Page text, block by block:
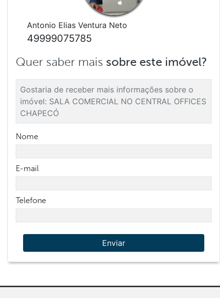
Antonio Elias Ventura Neto
49999075785
Quer saber mais sobre este imóvel?
Nome
E-mail
Telefone
Enviar